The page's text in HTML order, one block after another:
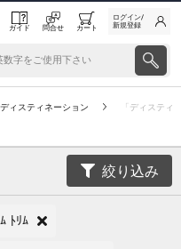
ガイド 問合せ カート
ログイン/
新規登録
ディスティネーション 「ディスティ
絞り込み
ﾄﾘﾑ